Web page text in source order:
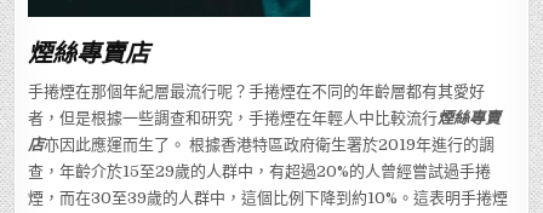
煙絲專賣店
手捲煙在那個年紀層最流行呢？手捲煙在不同的年齡層都有其愛好
者，但是根據一些調查和研究，手捲煙在年輕人中比較流行煙絲專賣
店亦因此應運而生了。 根據香港特區政府衛生署於2019年進行的調
查，年齡介於15至29歲的人群中，有超過20%的人曾經嘗試過手捲
煙，而在30至39歲的人群中，這個比例下降到約10%。這表明手捲煙